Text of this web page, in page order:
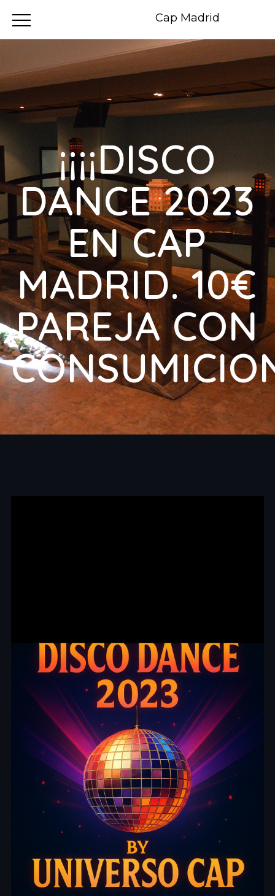
Cap Madrid
¡¡¡¡DISCO
DANCE 2023
EN CAP
MADRID. 10€
PAREJA CON